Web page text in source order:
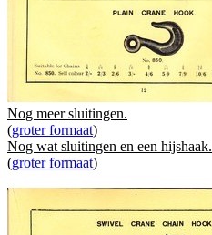
Nog meer sluitingen.
(groter formaat)
Nog wat sluitingen en een hijshaak.
(groter formaat)